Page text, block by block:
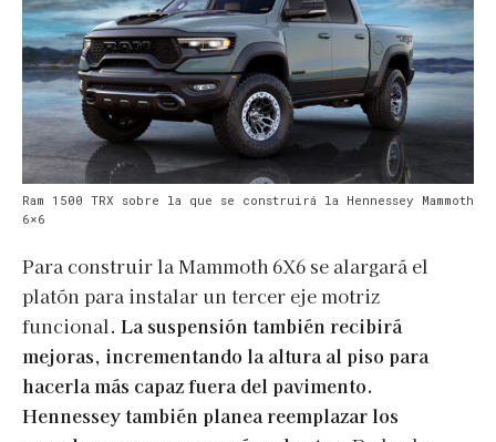
Ram 1500 TRX sobre la que se construirá la Hennessey Mammoth
6×6
Para construir la Mammoth 6X6 se alargará el
platón para instalar un tercer eje motriz
funcional. La suspensión también recibirá
mejoras, incrementando la altura al piso para
hacerla más capaz fuera del pavimento.
Hennessey también planea reemplazar los